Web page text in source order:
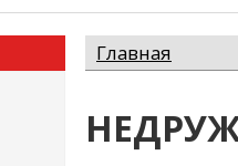
Главная